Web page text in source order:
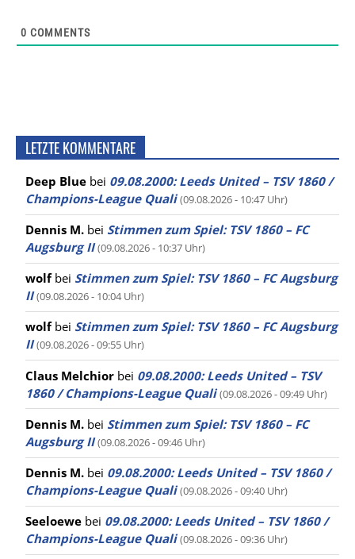
0 COMMENTS
LETZTE KOMMENTARE
Deep Blue bei 09.08.2000: Leeds United – TSV 1860 /
Champions-League Quali (09.08.2026 - 10:47 Uhr)
Dennis M. bei Stimmen zum Spiel: TSV 1860 – FC
Augsburg II (09.08.2026 - 10:37 Uhr)
wolfbei Stimmen zum Spiel: TSV 1860 – FC Augsburg
II (09.08.2026 - 10:04 Uhr)
wolfbei Stimmen zum Spiel: TSV 1860 – FC Augsburg
II (09.08.2026 - 09:55 Uhr)
Claus Melchior bei 09.08.2000: Leeds United – TSV
1860 / Champions-League Quali (09.08.2026 - 09:49 Uhr)
Dennis M. bei Stimmen zum Spiel: TSV 1860 – FC
Augsburg II (09.08.2026 - 09:46 Uhr)
Dennis M. bei 09.08.2000: Leeds United – TSV 1860 /
Champions-League Quali (09.08.2026 - 09:40 Uhr)
Seeloewe bei 09.08.2000: Leeds United – TSV 1860 /
Champions-League Quali (09.08.2026 - 09:36 Uhr)